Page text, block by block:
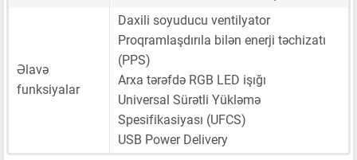
Əlavə
funksiyalar
Daxili soyuducu ventilyator
Proqramlaşdırıla bilən enerji təchizatı
(PPS)
Arxa tərəfdə RGB LED işığı
Universal Sürətli Yükləmə
Spesifikasiyası (UFCS)
USB Power Delivery